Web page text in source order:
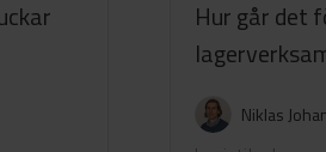
Hur går det
Niklas